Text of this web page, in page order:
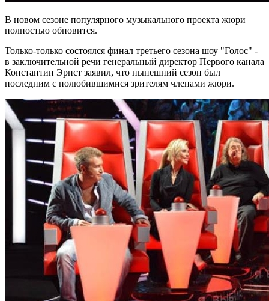
В новом сезоне популярного музыкального проекта жюри
полностью обновится.
Только-только состоялся финал третьего сезона шоу "Голос" -
в заключительной речи генеральный директор Первого канала
Константин Эрнст заявил, что нынешний сезон был
последним с полюбившимися зрителям членами жюри.